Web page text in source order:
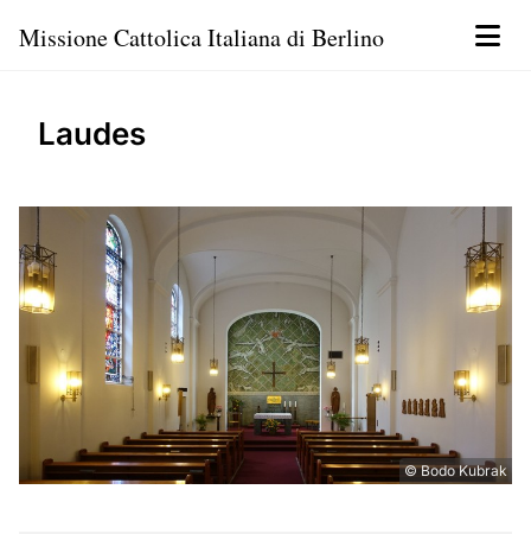
Missione Cattolica Italiana di Berlino
Laudes
© Bodo Kubrak